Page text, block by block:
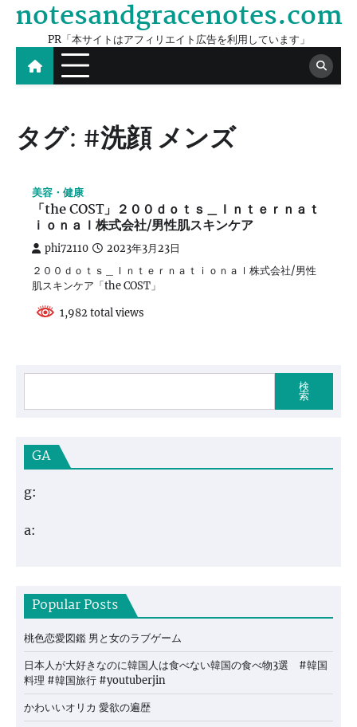
Skip
content
notesandgracenotes.com
PR「本サイトはアフィリエイト広告を利用しています」
タグ: #洗顔 メンズ
美容・健康
「the COST」２００ｄｏｔｓ＿Ｉｎｔｅｒｎａｔ
ｉｏｎａｌ株式会社/男性肌スキンケア
phi72110 2023年3月23日
２００ｄｏｔｓ＿Ｉｎｔｅｒｎａｔｉｏｎａｌ株式会社/男性
肌スキンケア「the COST」
1,982 total views
検
索
GA
g:
a:
Popular Posts
桃色恋愛図鑑 男と女のラブゲーム
日本人が大好きなのに韓国人は食べない韓国の食べ物3選 #韓国
料理 #韓国旅行 #youtuberjin
かわいいオリカ 愛欲の遍歴